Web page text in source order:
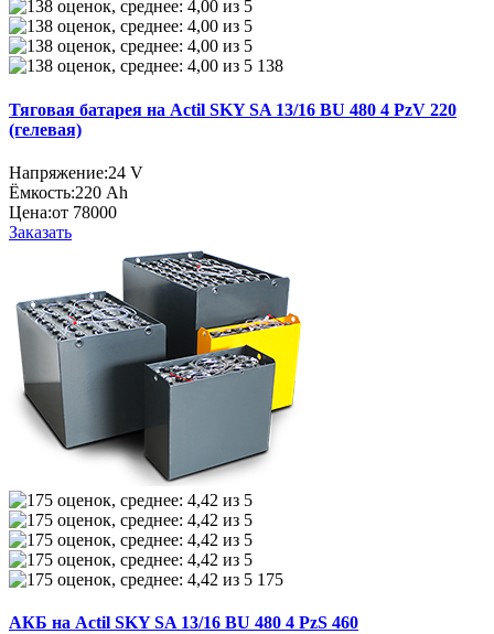
138
Тяговая батарея на Actil SKY SA 13/16 BU 480 4 PzV 220
(гелевая)
Напряжение:24 V
Ёмкость:220 Ah
Цена:от 78000
Заказать
175
АКБ на Actil SKY SA 13/16 BU 480 4 PzS 460